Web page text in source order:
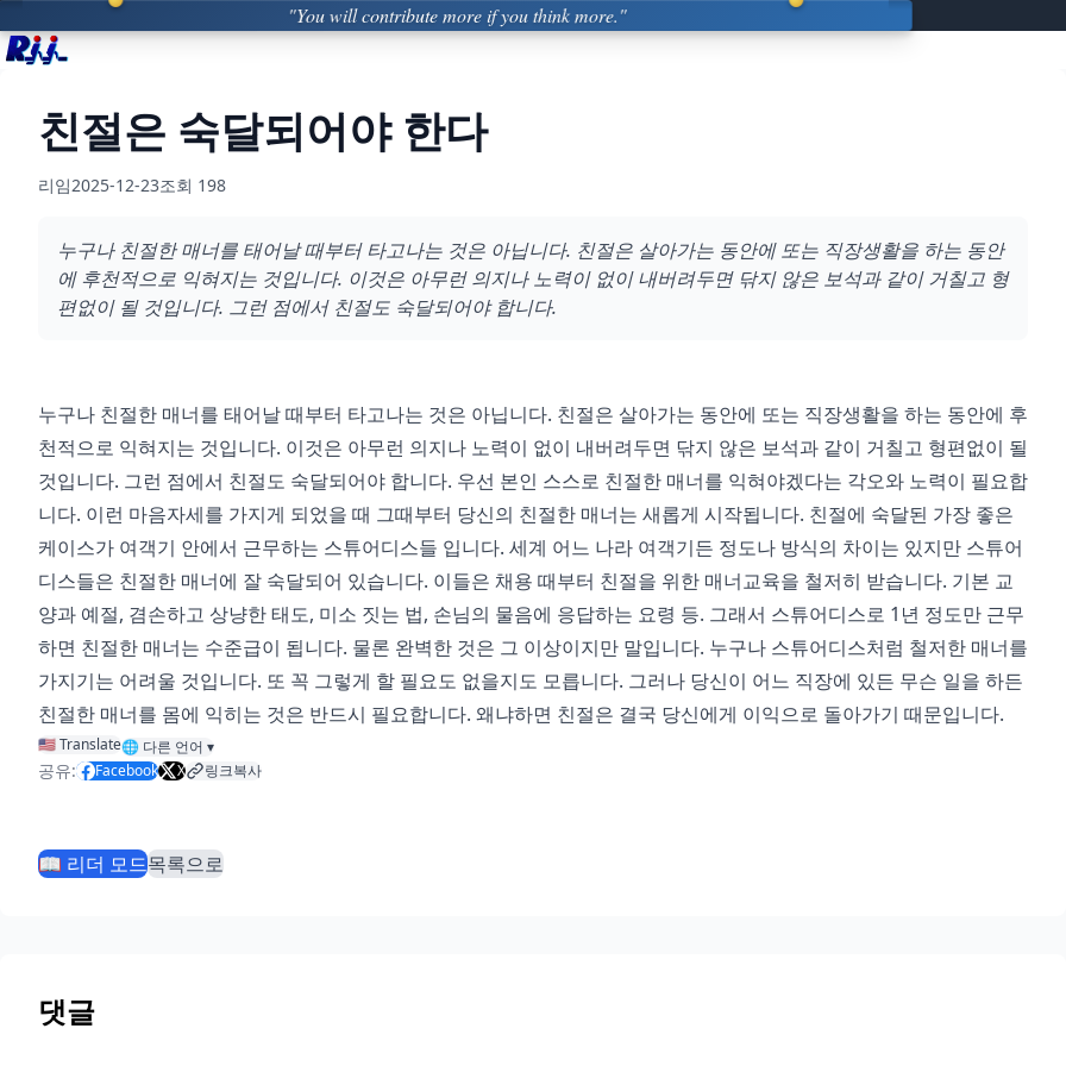
"You will contribute more if you think more."
친절은 숙달되어야 한다
리임2025-12-23조회 198
누구나 친절한 매너를 태어날 때부터 타고나는 것은 아닙니다. 친절은 살아가는 동안에 또는 직장생활을 하는 동안
에 후천적으로 익혀지는 것입니다. 이것은 아무런 의지나 노력이 없이 내버려두면 닦지 않은 보석과 같이 거칠고 형
편없이 될 것입니다. 그런 점에서 친절도 숙달되어야 합니다.
누구나 친절한 매너를 태어날 때부터 타고나는 것은 아닙니다. 친절은 살아가는 동안에 또는 직장생활을 하는 동안에 후
천적으로 익혀지는 것입니다. 이것은 아무런 의지나 노력이 없이 내버려두면 닦지 않은 보석과 같이 거칠고 형편없이 될
것입니다. 그런 점에서 친절도 숙달되어야 합니다. 우선 본인 스스로 친절한 매너를 익혀야겠다는 각오와 노력이 필요합
니다. 이런 마음자세를 가지게 되었을 때 그때부터 당신의 친절한 매너는 새롭게 시작됩니다. 친절에 숙달된 가장 좋은
케이스가 여객기 안에서 근무하는 스튜어디스들 입니다. 세계 어느 나라 여객기든 정도나 방식의 차이는 있지만 스튜어
디스들은 친절한 매너에 잘 숙달되어 있습니다. 이들은 채용 때부터 친절을 위한 매너교육을 철저히 받습니다. 기본 교
양과 예절, 겸손하고 상냥한 태도, 미소 짓는 법, 손님의 물음에 응답하는 요령 등. 그래서 스튜어디스로 1년 정도만 근무
하면 친절한 매너는 수준급이 됩니다. 물론 완벽한 것은 그 이상이지만 말입니다. 누구나 스튜어디스처럼 철저한 매너를
가지기는 어려울 것입니다. 또 꼭 그렇게 할 필요도 없을지도 모릅니다. 그러나 당신이 어느 직장에 있든 무슨 일을 하든
친절한 매너를 몸에 익히는 것은 반드시 필요합니다. 왜냐하면 친절은 결국 당신에게 이익으로 돌아가기 때문입니다.
🇺🇸 Translate🌐 다른 언어 ▾
공유: Facebook X 링크복사
📖 리더 모드목록으로
댓글